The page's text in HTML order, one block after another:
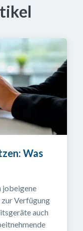
Was
zur Verfügung
auch